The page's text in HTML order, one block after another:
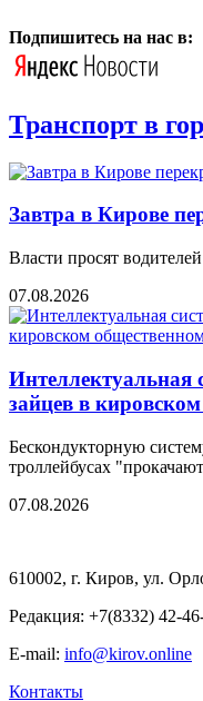
Подпишитесь на нас в:
Транспорт в
Завтра в Кирове
Власти просят
07.08.2026
Интеллектуальная
зайцев в
Бескондукторную
троллейбусах
07.08.2026
610002, г. Киров, ул.
Редакция: +7(8332) 42-
E-mail: info@kirov.online
Контакты